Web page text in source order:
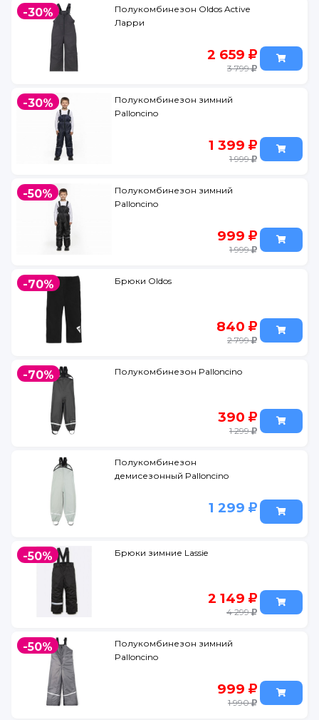
-30%
Полукомбинезон Oldos Active
Ларри
2 659
3 799
-30%
Полукомбинезон зимний
Palloncino
1 399
1 999
-50%
Полукомбинезон зимний
Palloncino
999
1 999
-70% Брюки Oldos
840
2 799
-70% Полукомбинезон Palloncino
390
1 299
Полукомбинезон
демисезонный Palloncino
1 299
-50% Брюки зимние Lassie
2 149
4 299
-50%
Полукомбинезон зимний
Palloncino
999
1 990